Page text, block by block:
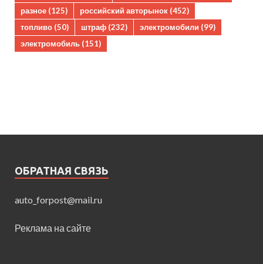
разное (125) российский авторынок (452)
топливо (50) штраф (232) электромобили (99)
электромобиль (151)
ОБРАТНАЯ СВЯЗЬ
auto_forpost@mail.ru
Реклама на сайте